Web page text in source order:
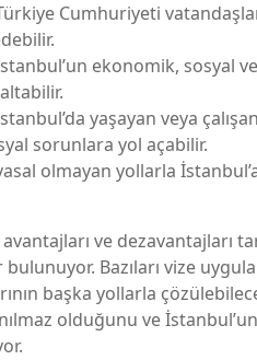
Cumhuriyeti
ekonomik,
yaşayan veya
sorunlara yol açabilir.
olmayan yollarla
avantajları ve dezavantajları
Bazıları vize
başka yollarla
olduğunu ve